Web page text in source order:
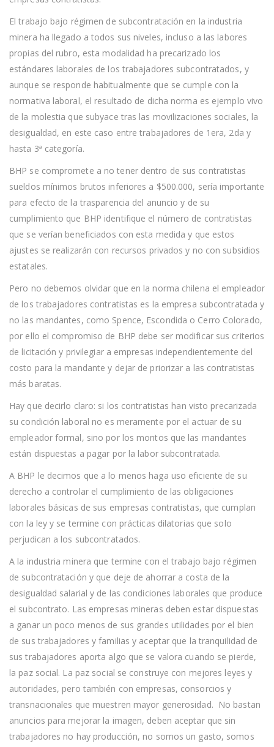
El trabajo bajo régimen de subcontratación en la industria
minera ha llegado a todos sus niveles, incluso a las labores
propias del rubro, esta modalidad ha precarizado los
estándares laborales de los trabajadores subcontratados, y
aunque se responde habitualmente que se cumple con la
normativa laboral, el resultado de dicha norma es ejemplo vivo
de la molestia que subyace tras las movilizaciones sociales, la
desigualdad, en este caso entre trabajadores de 1era, 2da y
hasta 3ª categoría.
BHP se compromete a no tener dentro de sus contratistas
sueldos mínimos brutos inferiores a $500.000, sería importante
para efecto de la trasparencia del anuncio y de su
cumplimiento que BHP identifique el número de contratistas
que se verían beneficiados con esta medida y que estos
ajustes se realizarán con recursos privados y no con subsidios
estatales.
Pero no debemos olvidar que en la norma chilena el empleador
de los trabajadores contratistas es la empresa subcontratada y
no las mandantes, como Spence, Escondida o Cerro Colorado,
por ello el compromiso de BHP debe ser modificar sus criterios
de licitación y privilegiar a empresas independientemente del
costo para la mandante y dejar de priorizar a las contratistas
más baratas.
Hay que decirlo claro: si los contratistas han visto precarizada
su condición laboral no es meramente por el actuar de su
empleador formal, sino por los montos que las mandantes
están dispuestas a pagar por la labor subcontratada.
A BHP le decimos que a lo menos haga uso eficiente de su
derecho a controlar el cumplimiento de las obligaciones
laborales básicas de sus empresas contratistas, que cumplan
con la ley y se termine con prácticas dilatorias que solo
perjudican a los subcontratados.
A la industria minera que termine con el trabajo bajo régimen
de subcontratación y que deje de ahorrar a costa de la
desigualdad salarial y de las condiciones laborales que produce
el subcontrato. Las empresas mineras deben estar dispuestas
a ganar un poco menos de sus grandes utilidades por el bien
de sus trabajadores y familias y aceptar que la tranquilidad de
sus trabajadores aporta algo que se valora cuando se pierde,
la paz social. La paz social se construye con mejores leyes y
autoridades, pero también con empresas, consorcios y
transnacionales que muestren mayor generosidad. No bastan
anuncios para mejorar la imagen, deben aceptar que sin
trabajadores no hay producción, no somos un gasto, somos